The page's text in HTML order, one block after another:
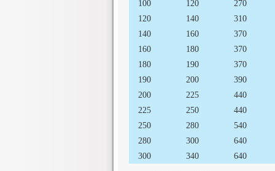
100 120
270
120
140
310
140
160
370
160
180
370
180
190
370
190
200
390
200
225
440
225
250
440
250
280
540
280
300
640
300
340 640